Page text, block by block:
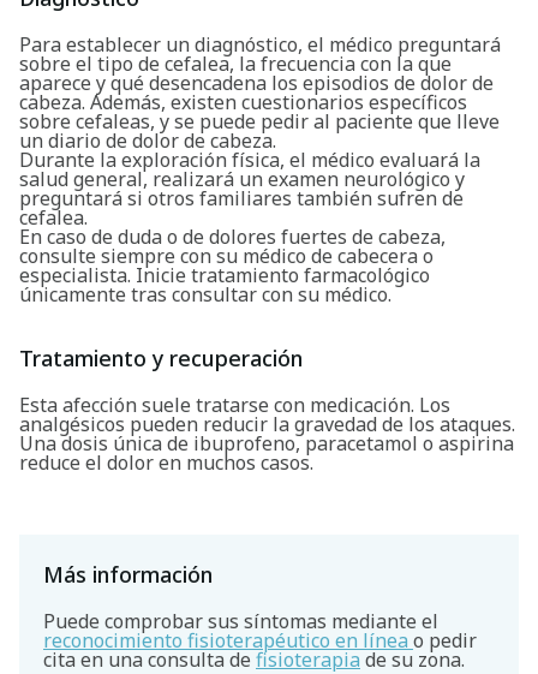
Para establecer un diagnóstico, el médico preguntará
sobre el tipo de cefalea, la frecuencia con la que
aparece y qué desencadena los episodios de dolor de
cabeza. Además, existen cuestionarios específicos
sobre cefaleas, y se puede pedir al paciente que lleve
un diario de dolor de cabeza.
Durante la exploración física, el médico evaluará la
salud general, realizará un examen neurológico y
preguntará si otros familiares también sufren de
cefalea.
En caso de duda o de dolores fuertes de cabeza,
consulte siempre con su médico de cabecera o
especialista. Inicie tratamiento farmacológico
únicamente tras consultar con su médico.
Tratamiento y recuperación
Esta afección suele tratarse con medicación. Los
analgésicos pueden reducir la gravedad de los ataques.
Una dosis única de ibuprofeno, paracetamol o aspirina
reduce el dolor en muchos casos.
Más información
Puede comprobar sus síntomas mediante el
reconocimiento fisioterapéutico en línea o pedir
cita en una consulta de fisioterapia de su zona.